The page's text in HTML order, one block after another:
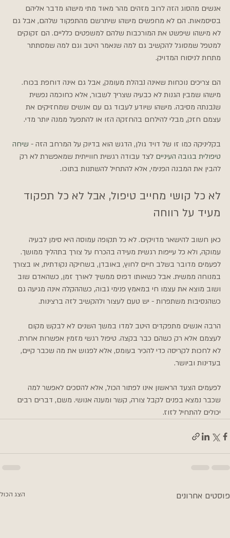
אנשים מהסוג הזה לרוב מזהים מהר מאוד מתי מישהו מדבר אליהם
בסיסמאות. הם לא מחפשים מישהו שיתרשם מהתפקוד שלהם, אבל גם
לא מישהו שיפשט את המורכבות שלהם למשפטים כלליים. הם זקוקים
למטפל שמסוגל להקשיב גם למה שנאמר היטב וגם למה שמסתתר
מתחת לניסוח המדויק.
הם צריכים נוכחות שאינה נבהלת מעומק, אבל גם אינה דוחפת בכוח.
מישהו שמבין הגנות לא כבעיה שצריך לשבור, אלא כחוכמה נפשית
שנבנתה מסיבה. מישהו שיודע לעבוד גם עם אנשים שמחזיקים את
עצמם חזק, מבלי להילחם בהחזקה הזו או להתפעל ממנה יותר מדי.
בקליניקה כמו זו של דויד גולן, הדגש הוא בדיוק על המרחב הזה - שיחה
טיפולית בגובה העיניים לצד עבודה רגשית חווייתית שמאפשרת לא רק
להבין את המבנה הפנימי, אלא להתחיל להשתנות בתוכו.
לא כל קושי מחייב טיפול, אבל לא כל תפקוד
מעיד על רווחה
כאן חשוב להישאר מדויקים. לא כל תקופה עמוסה היא סימן לבעיה
עמוקה, ולא כל עייפות רגשית מעידה בהכרח על צורך בתהליך ממושך.
לפעמים מדובר בשלב חיים לחוץ, באובדן, בשחיקה נקודתית, או בצורך
במנוחה ממשית. אבל כשאותו דפוס ממשיך לאורך זמן, כשהאדם שוב
ושוב מוצא את עצמו חי במאמץ פנימי גבוה, כשההקלה אינה מגיעה גם
כשהנסיבות משתפרות - יש טעם לעצור ולהקשיב לזה ברצינות.
הרבה אנשים מתפקדים היטב למדו במשך השנים לא לבקש מקום
לעצמם אלא רק כשהם כבר בקצה. טיפול רגשי מזמין אפשרות אחרת.
לא לחכות לקריסה כדי להכיר בעומס, אלא לפגוש את מה שכבר קיים,
בעדינות וביושר.
לפעמים הצעד הראשון אינו לפתור הכול, אלא להסכים לאפשר למה
שכבר נמצא בפנים לקבל צורה, קשר ומענה אנושי. משם, דברים רבים
יכולים להתחיל לזוז.
פוסטים אחרונים הצג הכול